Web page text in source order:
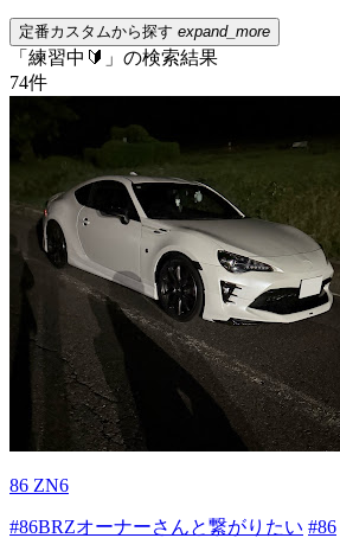
定番カスタムから探す expand_more
「練習中🔰」の検索結果
74件
86 ZN6
#86BRZオーナーさんと繋がりたい #86